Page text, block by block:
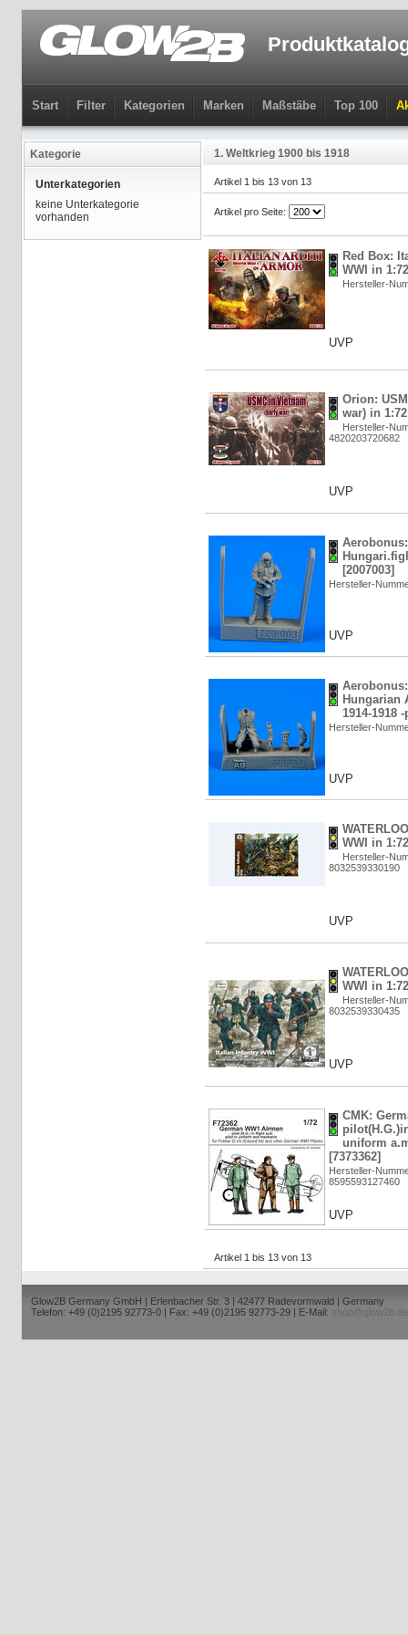
Start Filter Kategorien Marken Maßstäbe Top 100
Kategorie
Unterkategorien
keine Unterkategorie
vorhanden
1. Weltkrieg 1900 bis 1918
Artikel 1 bis 13 von 13
Artikel pro Seite:
Red Box:
WWI in
Hersteller-
UVP
Orion:
war) in
Hersteller-
4820203720682
UVP
[2007003]
Hersteller-
UVP
Hungarian
1914-1918
Hersteller-
UVP
WWI in
Hersteller-
8032539330190
UVP
WWI in
Hersteller-
8032539330435
UVP
CMK:
uniform
[7373362]
Hersteller-
8595593127460
UVP
Artikel 1 bis 13 von 13
Glow2B Germany GmbH | Erlenbacher Str. 3 | 42477 Radevormwald | Germany
Telefon: +49 (0)2195 92773-0 | Fax: +49 (0)2195 92773-29 | E-Mail:
shop@glow2b.de